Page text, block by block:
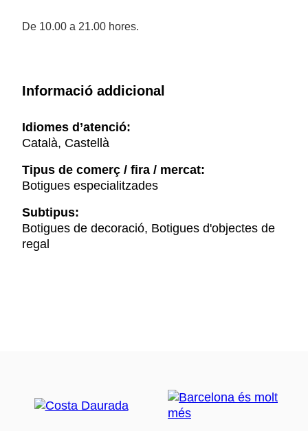
De 10.00 a 21.00 hores.
Informació addicional
Idiomes d’atenció:
Català, Castellà
Tipus de comerç / fira / mercat:
Botigues especialitzades
Subtipus:
Botigues de decoració, Botigues d'objectes de
regal